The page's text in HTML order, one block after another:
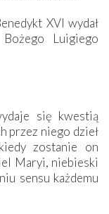
XVI wydał
Luigiego
się kwestią
przez niego dzieł
zostanie on
Maryi, niebieski
sensu każdemu